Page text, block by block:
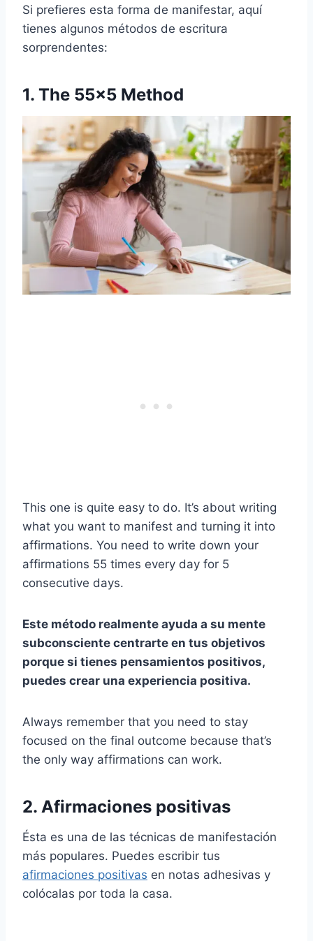
Si prefieres esta forma de manifestar, aquí
tienes algunos métodos de escritura
sorprendentes:
1. The 55×5 Method
This one is quite easy to do. It’s about writing
what you want to manifest and turning it into
affirmations. You need to write down your
affirmations 55 times every day for 5
consecutive days.
Este método realmente ayuda a su mente
subconsciente centrarte en tus objetivos
porque si tienes pensamientos positivos,
puedes crear una experiencia positiva.
Always remember that you need to stay
focused on the final outcome because that’s
the only way affirmations can work.
2. Afirmaciones positivas
Ésta es una de las técnicas de manifestación
más populares. Puedes escribir tus
afirmaciones positivas en notas adhesivas y
colócalas por toda la casa.